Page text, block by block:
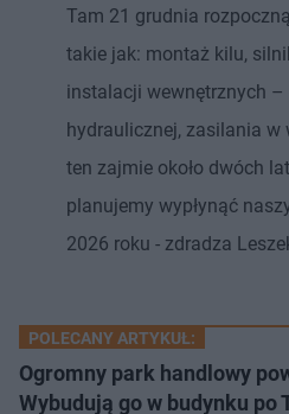
Tam 21 grudnia
takie jak: montaż kilu,
instalacji wewnętrznych –
hydraulicznej, zasilania w
ten zajmie około dwóch
planujemy wypłynąć
2026 roku - zdradza
POLECANY ARTYKUŁ:
Ogromny park handlowy
Wybudują go w budynku po